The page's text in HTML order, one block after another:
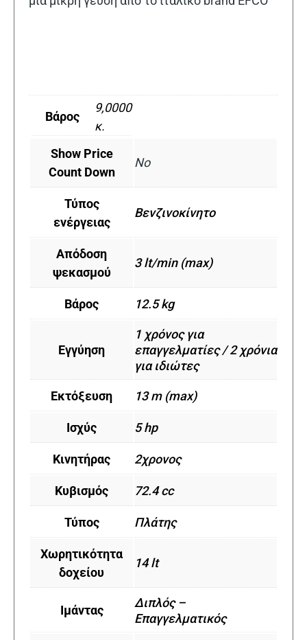
Βάρος
9,0000
κ.
Show Price
Count Down
No
Τύπος
ενέργειας
Βενζινοκίνητο
Απόδοση
ψεκασμού
3 lt/min (max)
Βάρος 12.5 kg
Εγγύηση
1 χρόνος για
επαγγελματίες / 2 χρόνια
για ιδιώτες
Εκτόξευση 13 m (max)
Ισχύς 5 hp
Κινητήρας 2χρονος
Κυβισμός 72.4 cc
Τύπος Πλάτης
Χωρητικότητα
δοχείου
14 lt
Ιμάντας
Διπλός –
Επαγγελματικός